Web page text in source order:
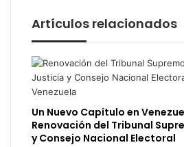
Artículos relacionados
Un Nuevo Capítulo en
Renovación del Tribunal
y Consejo Nacional Electoral